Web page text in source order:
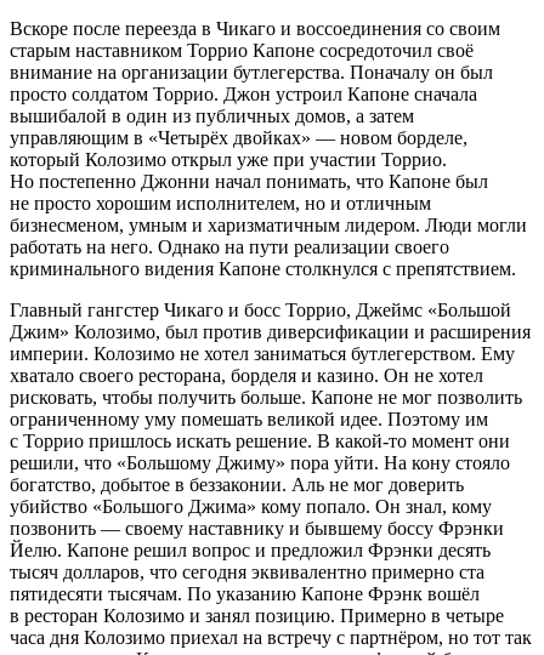
Вскоре после переезда в Чикаго и воссоединения со своим
старым наставником Торрио Капоне сосредоточил своё
внимание на организации бутлегерства. Поначалу он был
просто солдатом Торрио. Джон устроил Капоне сначала
вышибалой в один из публичных домов, а затем
управляющим в «Четырёх двойках» — новом борделе,
который Колозимо открыл уже при участии Торрио.
Но постепенно Джонни начал понимать, что Капоне был
не просто хорошим исполнителем, но и отличным
бизнесменом, умным и харизматичным лидером. Люди могли
работать на него. Однако на пути реализации своего
криминального видения Капоне столкнулся с препятствием.
Главный гангстер Чикаго и босс Торрио, Джеймс «Большой
Джим» Колозимо, был против диверсификации и расширения
империи. Колозимо не хотел заниматься бутлегерством. Ему
хватало своего ресторана, борделя и казино. Он не хотел
рисковать, чтобы получить больше. Капоне не мог позволить
ограниченному уму помешать великой идее. Поэтому им
с Торрио пришлось искать решение. В какой-то момент они
решили, что «Большому Джиму» пора уйти. На кону стояло
богатство, добытое в беззаконии. Аль не мог доверить
убийство «Большого Джима» кому попало. Он знал, кому
позвонить — своему наставнику и бывшему боссу Фрэнки
Йелю. Капоне решил вопрос и предложил Фрэнки десять
тысяч долларов, что сегодня эквивалентно примерно ста
пятидесяти тысячам. По указанию Капоне Фрэнк вошёл
в ресторан Колозимо и занял позицию. Примерно в четыре
часа дня Колозимо приехал на встречу с партнёром, но тот так